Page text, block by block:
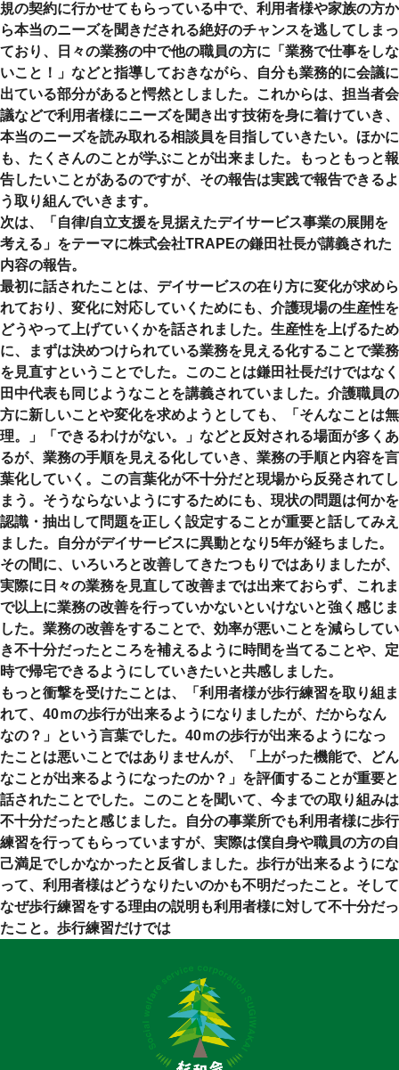
規の契約に行かせてもらっている中で、利用者様や家族の方か
ら本当のニーズを聞きだされる絶好のチャンスを逃してしまっ
ており、日々の業務の中で他の職員の方に「業務で仕事をしな
いこと！」などと指導しておきながら、自分も業務的に会議に
出ている部分があると愕然としました。これからは、担当者会
議などで利用者様にニーズを聞き出す技術を身に着けていき、
本当のニーズを読み取れる相談員を目指していきたい。ほかに
も、たくさんのことが学ぶことが出来ました。もっともっと報
告したいことがあるのですが、その報告は実践で報告できるよ
う取り組んでいきます。
次は、「自律/自立支援を見据えたデイサービス事業の展開を
考える」をテーマに株式会社TRAPEの鎌田社長が講義された
内容の報告。
最初に話されたことは、デイサービスの在り方に変化が求めら
れており、変化に対応していくためにも、介護現場の生産性を
どうやって上げていくかを話されました。生産性を上げるため
に、まずは決めつけられている業務を見える化することで業務
を見直すということでした。このことは鎌田社長だけではなく
田中代表も同じようなことを講義されていました。介護職員の
方に新しいことや変化を求めようとしても、「そんなことは無
理。」「できるわけがない。」などと反対される場面が多くあ
るが、業務の手順を見える化していき、業務の手順と内容を言
葉化していく。この言葉化が不十分だと現場から反発されてし
まう。そうならないようにするためにも、現状の問題は何かを
認識・抽出して問題を正しく設定することが重要と話してみえ
ました。自分がデイサービスに異動となり5年が経ちました。
その間に、いろいろと改善してきたつもりではありましたが、
実際に日々の業務を見直して改善までは出来ておらず、これま
で以上に業務の改善を行っていかないといけないと強く感じま
した。業務の改善をすることで、効率が悪いことを減らしてい
き不十分だったところを補えるように時間を当てることや、定
時で帰宅できるようにしていきたいと共感しました。
もっと衝撃を受けたことは、「利用者様が歩行練習を取り組ま
れて、40ｍの歩行が出来るようになりましたが、だからなん
なの？」という言葉でした。40ｍの歩行が出来るようになっ
たことは悪いことではありませんが、「上がった機能で、どん
なことが出来るようになったのか？」を評価することが重要と
話されたことでした。このことを聞いて、今までの取り組みは
不十分だったと感じました。自分の事業所でも利用者様に歩行
練習を行ってもらっていますが、実際は僕自身や職員の方の自
己満足でしかなかったと反省しました。歩行が出来るようにな
って、利用者様はどうなりたいのかも不明だったこと。そして
なぜ歩行練習をする理由の説明も利用者様に対して不十分だっ
たこと。歩行練習だけでは